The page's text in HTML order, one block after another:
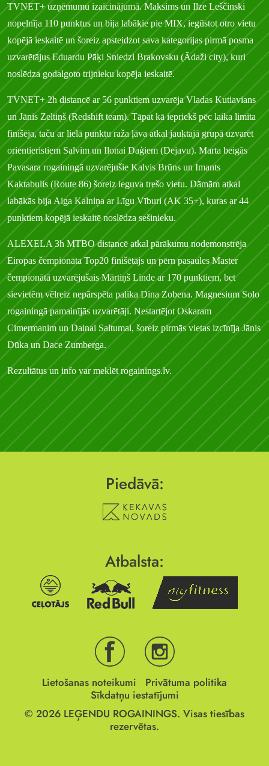
TVNET+ uzņēmumu izaicinājumā. Maksims un Ilze Leščinski
nopelnīja 110 punktus un bija labākie pie MIX, iegūstot otro vietu
kopējā ieskaitē un šoreiz apsteidzot sava kategorijas pirmā posma
uzvarētājus Eduardu Pāķi Sniedzi Brakovsku (Ādaži city), kuri
noslēdza godalgoto trijnieku kopēja ieskaitē.
TVNET+ 2h distancē ar 56 punktiem uzvarēja Vladas Kutiavians
un Jānis Zeltiņš (Redshift team). Tāpat kā iepriekš pēc laika limita
finišēja, taču ar lielā punktu raža ļāva atkal jauktajā grupā uzvarēt
orientieristiem Salvim un Ilonai Daģiem (Dejavu). Marta beigās
Pavasara rogainingā uzvarējušie Kalvis Brūns un Imants
Kaktabulis (Route 86) šoreiz ieguva trešo vietu. Dāmām atkal
labākās bija Aiga Kalniņa ar Līgu Vīburi (AK 35+), kuras ar 44
punktiem kopējā ieskaitē noslēdza sešinieku.
ALEXELA 3h MTBO distancē atkal pārākumu nodemonstrēja
Eiropas čempionāta Top20 finišētājs un pērn pasaules Master
čempionātā uzvarējušais Mārtiņš Linde ar 170 punktiem, bet
sievietēm vēlreiz nepārspēta palika Dina Zobena. Magnesium Solo
rogainingā pamainījās uzvarētāji. Nestartējot Oskaram
Cimermanim un Dainai Saltumai, šoreiz pirmās vietas izcīnīja Jānis
Dūka un Dace Zumberga.
Rezultātus un info var meklēt rogainings.lv.
Piedāvā:
Atbalsta:
Lietošanas noteikumi
Privātuma politika
Sīkdatņu iestatījumi
© 2026 LEĢENDU ROGAININGS. Visas tiesības
rezervētas.